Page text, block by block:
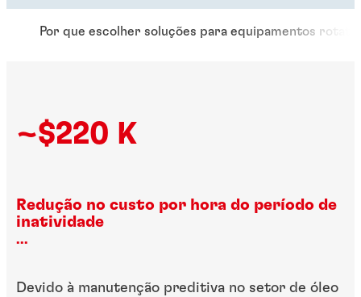
Por que escolher soluções para equipamentos
~$220 K
Redução no custo por hora do período de
inatividade
...
Devido à manutenção preditiva no setor de óleo